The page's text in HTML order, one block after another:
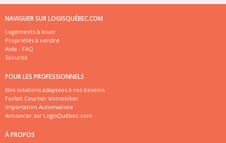
NAVIGUER SUR LOGISQUÉBEC.COM
Logements à louer
Propriétés à vendre
Aide - FAQ
Sécurité
POUR LES PROFESSIONNELS
Nos solutions adaptées à vos besoins
Forfait Courtier Immobilier
Importation Automatisée
Annoncer sur LogisQuébec.com
À PROPOS